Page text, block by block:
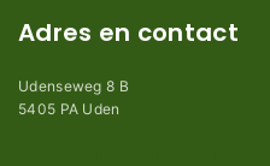
Adres en contact
Udenseweg 8 B
5405 PA Uden